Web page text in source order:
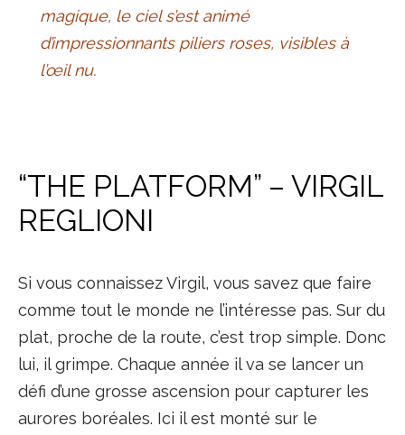
magique, le ciel s’est animé
d’impressionnants piliers roses, visibles à
l’œil nu.
“THE PLATFORM” – VIRGIL
REGLIONI
Si vous connaissez Virgil, vous savez que faire
comme tout le monde ne l’intéresse pas. Sur du
plat, proche de la route, c’est trop simple. Donc
lui, il grimpe. Chaque année il va se lancer un
défi d’une grosse ascension pour capturer les
aurores boréales. Ici il est monté sur le